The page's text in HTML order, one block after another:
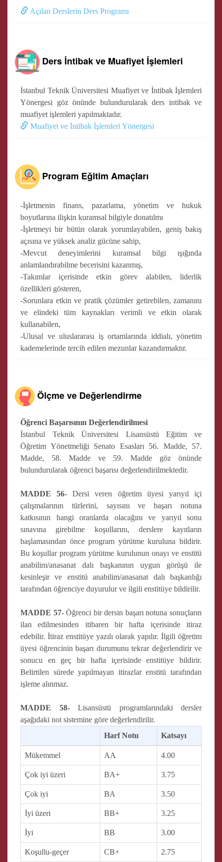
Açılan Derslerin Ders Programı
Ders İntibak ve Muafiyet İşlemleri
İstanbul Teknik Üniversitesi Muafiyet ve İntibak İşlemleri
Yönergesi göz önünde bulundurularak ders intibak ve
muafiyet işlemleri yapılmaktadır.
Muafiyet ve İntibak İşlemleri Yönergesi
Program Eğitim Amaçları
-İşletmenin finans, pazarlama, yönetim ve hukuk
boyutlarına ilişkin kuramsal bilgiyle donatılmı
-İşletmeyi bir bütün olarak yorumlayabilen, geniş bakış
açısına ve yüksek analiz gücüne sahip,
-Mevcut deneyimlerini kuramsal bilgi ışığında
anlamlandırabilme becerisini kazanmış,
-Takımlar içerisinde etkin görev alabilen, liderlik
özellikleri gösteren,
-Sorunlara etkin ve pratik çözümler getirebilen, zamanını
ve elindeki tüm kaynakları verimli ve etkin olarak
kullanabilen,
-Ulusal ve uluslararası iş ortamlarında iddialı, yönetim
kademelerinde tercih edilen mezunlar kazandırmaktır.
Ölçme ve Değerlendirme
Öğrenci Başarısının Değerlendirilmesi
İstanbul Teknik Üniversitesi Lisansüstü Eğitim ve
Öğretim Yönetmeliği Senato Esasları 56. Madde, 57.
Madde, 58. Madde ve 59. Madde göz önünde
bulundurularak öğrenci başarısı değerlendirilmektedir.
MADDE 56- Dersi veren öğretim üyesi yarıyıl içi
çalışmalarının türlerini, sayısını ve başarı notuna
katkısının hangi oranlarda olacağını ve yarıyıl sonu
sınavına girebilme koşullarını, derslere kayıtların
başlamasından önce program yürütme kuruluna bildirir.
Bu koşullar program yürütme kurulunun onayı ve enstitü
anabilim/anasanat dalı başkanının uygun görüşü ile
kesinleşir ve enstitü anabilim/anasanat dalı başkanlığı
tarafından öğrenciye duyurulur ve ilgili enstitüye bildirilir.
MADDE 57-Öğrenci bir dersin başarı notuna sonuçların
ilan edilmesinden itibaren bir hafta içerisinde itiraz
edebilir. İtiraz enstitüye yazılı olarak yapılır. İlgili öğretim
üyesi öğrencinin başarı durumunu tekrar değerlendirir ve
sonucu en geç bir hafta içerisinde enstitüye bildirir.
Belirtilen sürede yapılmayan itirazlar enstitü tarafından
işleme alınmaz.
MADDE 58-Lisansüstü programlarındaki dersler
aşağıdaki not sistemine göre değerlendirilir.
Harf Notu
Katsayı
Mükemmel AA 4.00
Çok iyi üzeri BA+ 3.75
Çok iyi BA 3.50
İyi üzeri BB+ 3.25
İyi BB 3.00
Koşullu-geçer CB+ 2.75